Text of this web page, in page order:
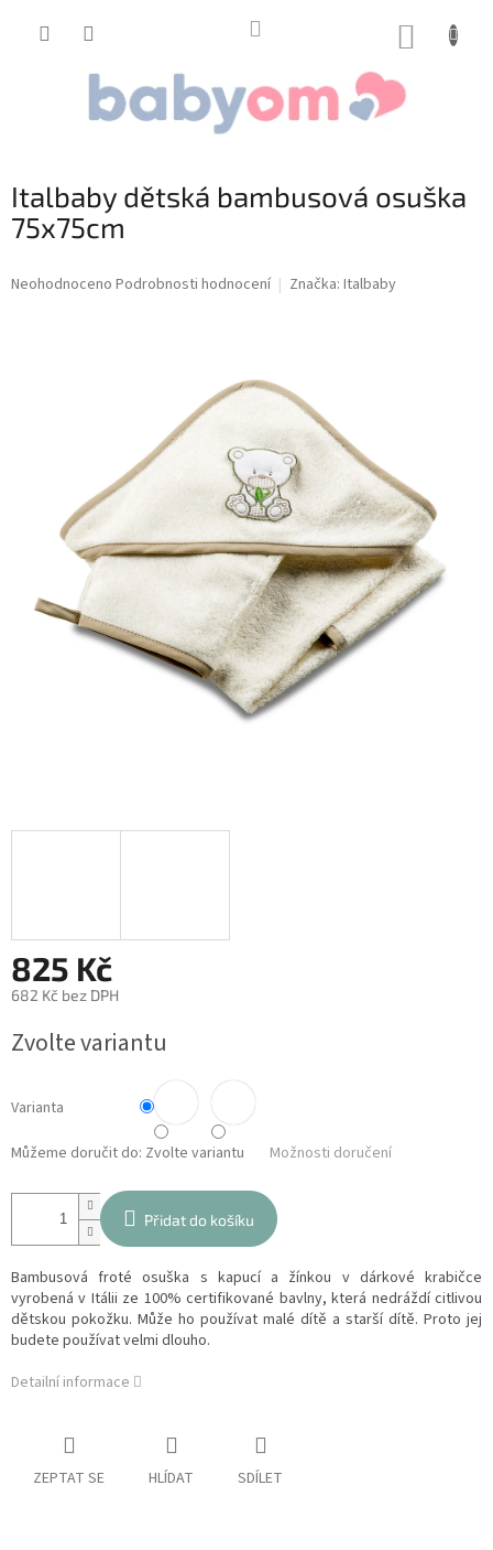
Italbaby dětská bambusová osuška
75x75cm
Průměrné
Neohodnoceno Podrobnosti hodnocení Značka: Italbaby
825 Kč
682 Kč bez DPH
cena:
Zvolte variantu
Varianta
Můžeme doručit do: Zvolte variantu Možnosti doručení
Přidat do košíku
Bambusová froté osuška s kapucí a žínkou v dárkové krabičce
vyrobená v Itálii ze 100% certifikované bavlny, která nedráždí citlivou
dětskou pokožku. Může ho používat malé dítě a starší dítě. Proto jej
budete používat velmi dlouho.
Detailní informace
ZEPTAT SE HLÍDAT SDÍLET